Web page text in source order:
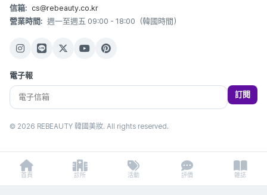
信箱: cs@rebeauty.co.kr
營業時間: 週一至週五 09:00 - 18:00（韓國時間）
電子報
訂閱
© 2026 REBEAUTY 韓國美妝. All rights reserved.
首頁 診所 活動 評價 雜誌